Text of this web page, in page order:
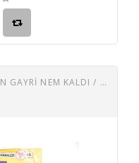
NURİ SESİGÜZEL -GÖZYAŞIMDAN GAYRI NEM KALDI / BEYAZ GELINLIK KANA BOYANDI